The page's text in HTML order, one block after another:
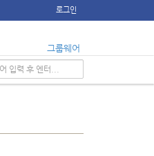
로그인
그룹웨어